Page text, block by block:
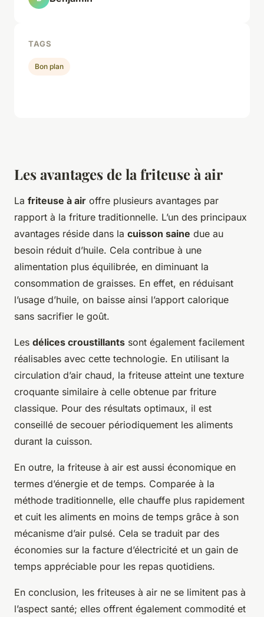
Les avantages de la friteuse à air
La friteuse à air offre plusieurs avantages par
rapport à la friture traditionnelle. L’un des principaux
avantages réside dans la cuisson saine due au
besoin réduit d’huile. Cela contribue à une
alimentation plus équilibrée, en diminuant la
consommation de graisses. En effet, en réduisant
l’usage d’huile, on baisse ainsi l’apport calorique
sans sacrifier le goût.
Les délices croustillants sont également facilement
réalisables avec cette technologie. En utilisant la
circulation d’air chaud, la friteuse atteint une texture
croquante similaire à celle obtenue par friture
classique. Pour des résultats optimaux, il est
conseillé de secouer périodiquement les aliments
durant la cuisson.
En outre, la friteuse à air est aussi économique en
termes d’énergie et de temps. Comparée à la
méthode traditionnelle, elle chauffe plus rapidement
et cuit les aliments en moins de temps grâce à son
mécanisme d’air pulsé. Cela se traduit par des
économies sur la facture d’électricité et un gain de
temps appréciable pour les repas quotidiens.
En conclusion, les friteuses à air ne se limitent pas à
l’aspect santé; elles offrent également commodité et
TAGS
Bon plan